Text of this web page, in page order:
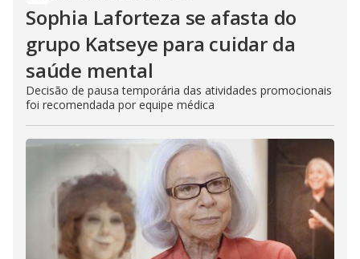
Sophia Laforteza se afasta do
grupo Katseye para cuidar da
saúde mental
Decisão de pausa temporária das atividades promocionais
foi recomendada por equipe médica